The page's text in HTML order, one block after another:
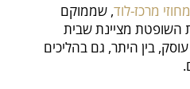
מרכז-לוד, שממוקם
3. הרשות השופטת מציינת שבית
בין היתר, גם בהליכים